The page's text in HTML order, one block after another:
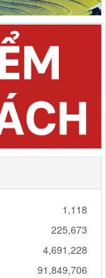
1,118
225,673
4,691,228
91,849,706